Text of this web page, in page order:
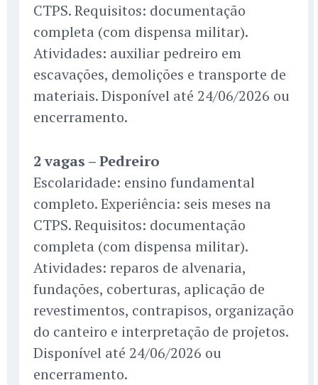
CTPS. Requisitos: documentação
completa (com dispensa militar).
Atividades: auxiliar pedreiro em
escavações, demolições e transporte de
materiais. Disponível até 24/06/2026 ou
encerramento.
2 vagas – Pedreiro
Escolaridade: ensino fundamental
completo. Experiência: seis meses na
CTPS. Requisitos: documentação
completa (com dispensa militar).
Atividades: reparos de alvenaria,
fundações, coberturas, aplicação de
revestimentos, contrapisos, organização
do canteiro e interpretação de projetos.
Disponível até 24/06/2026 ou
encerramento.